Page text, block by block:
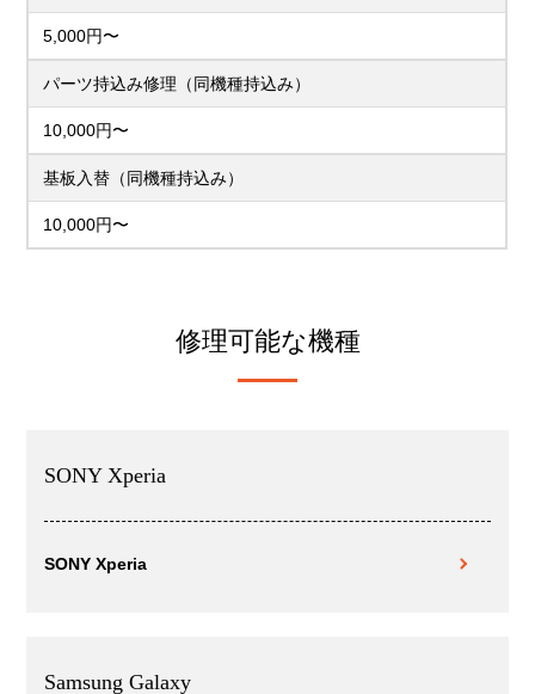
5,000円〜
パーツ持込み修理（同機種持込み）
10,000円〜
基板入替（同機種持込み）
10,000円〜
修理可能な機種
SONY Xperia
SONY Xperia
Samsung Galaxy